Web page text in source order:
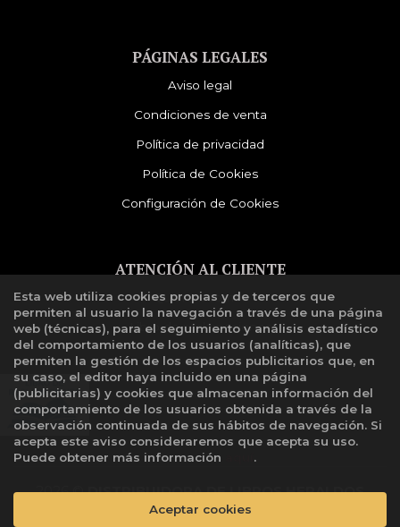
PÁGINAS LEGALES
Aviso legal
Condiciones de venta
Política de privacidad
Política de Cookies
Configuración de Cookies
ATENCIÓN AL CLIENTE
Quiénes somos
Libro de reclamaciones
2026 ©DISTRIBUIDORA DE LIBROS HERALDOS
. Todos los Derechos Reservados |
Esta web utiliza cookies propias y de terceros que
permiten al usuario la navegación a través de una página
web (técnicas), para el seguimiento y análisis estadístico
del comportamiento de los usuarios (analíticas), que
permiten la gestión de los espacios publicitarios que, en
su caso, el editor haya incluido en una página
(publicitarias) y cookies que almacenan información del
comportamiento de los usuarios obtenida a través de la
observación continuada de sus hábitos de navegación. Si
acepta este aviso consideraremos que acepta su uso.
Puede obtener más información
.
Aceptar cookies